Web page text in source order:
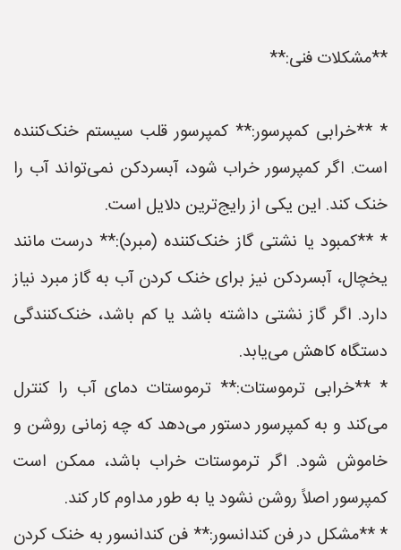
**مشکلات فنی:**
* **خرابی کمپرسور:** کمپرسور قلب سیستم خنک‌کننده
است. اگر کمپرسور خراب شود، آبسردکن نمی‌تواند آب را
خنک کند. این یکی از رایج‌ترین دلایل است.
* **کمبود یا نشتی گاز خنک‌کننده (مبرد):** درست مانند
یخچال، آبسردکن نیز برای خنک کردن آب به گاز مبرد نیاز
دارد. اگر گاز نشتی داشته باشد یا کم باشد، خنک‌کنندگی
دستگاه کاهش می‌یابد.
* **خرابی ترموستات:** ترموستات دمای آب را کنترل
می‌کند و به کمپرسور دستور می‌دهد که چه زمانی روشن و
خاموش شود. اگر ترموستات خراب باشد، ممکن است
کمپرسور اصلاً روشن نشود یا به طور مداوم کار کند.
* **مشکل در فن کندانسور:** فن کندانسور به خنک کردن